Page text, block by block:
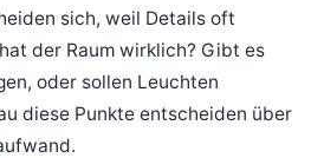
sich, weil Details oft
der Raum wirklich? Gibt es
oder sollen Leuchten
diese Punkte entscheiden über